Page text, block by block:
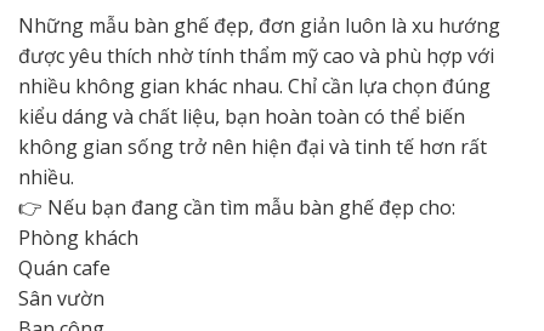
Những mẫu bàn ghế đẹp, đơn giản luôn là xu hướng
được yêu thích nhờ tính thẩm mỹ cao và phù hợp với
nhiều không gian khác nhau. Chỉ cần lựa chọn đúng
kiểu dáng và chất liệu, bạn hoàn toàn có thể biến
không gian sống trở nên hiện đại và tinh tế hơn rất
nhiều.
👉 Nếu bạn đang cần tìm mẫu bàn ghế đẹp cho:
Phòng khách
Quán cafe
Sân vườn